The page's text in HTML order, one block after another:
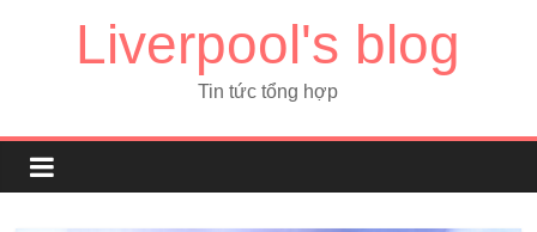
Liverpool's blog
Tin tức tổng hợp